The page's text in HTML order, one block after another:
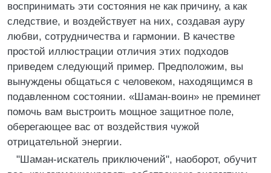
воспринимать эти состояния не как причину, а как
следствие, и воздействует на них, создавая ауру
любви, сотрудничества и гармонии. В качестве
простой иллюстрации отличия этих подходов
приведем следующий пример. Предположим, вы
вынуждены общаться с человеком, находящимся в
подавленном состоянии. «Шаман-воин» не преминет
помочь вам выстроить мощное защитное поле,
оберегающее вас от воздействия чужой
отрицательной энергии.
"Шаман-искатель приключений", наоборот, обучит